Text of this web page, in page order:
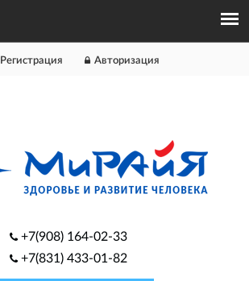
Регистрация Авторизация
+7(908) 164-02-33
+7(831) 433-01-82